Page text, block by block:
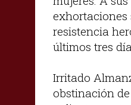
exhortaciones
resistencia
últimos tres
Irritado
obstinación